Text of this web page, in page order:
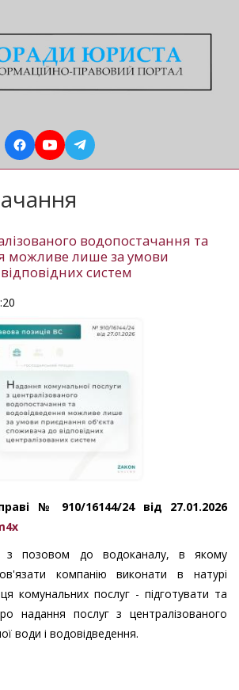
водопостачання та
можливе лише за умови
систем
№ 910/16144/24 від 27.01.2026
з позовом до водоканалу, в якому
компанію виконати в натурі
комунальних послуг - підготувати та
надання послуг з централізованого
води і водовідведення.